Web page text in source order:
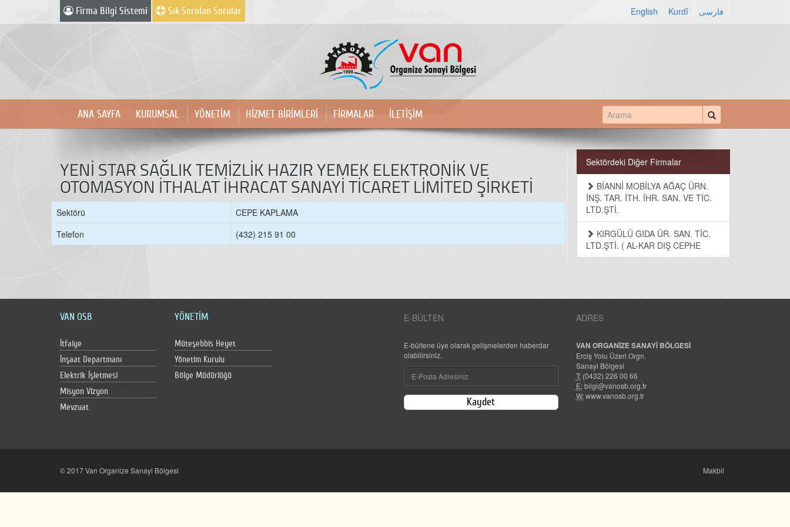
Firma Bilgi Sistemi Sık Sorulan Sorular English Kurdî فارسی
ANA SAYFA KURUMSAL YÖNETİM HİZMET BİRİMLERİ FİRMALAR İLETİŞİM
YENİ STAR SAĞLIK TEMİZLİK HAZIR YEMEK ELEKTRONİK VE
OTOMASYON İTHALAT İHRACAT SANAYİ TİCARET LİMİTED ŞİRKETİ
Sektörü
CEPE KAPLAMA
Telefon
(432) 215 91 00
Sektördeki Diğer Firmalar
BİANNİ MOBİLYA AĞAÇ ÜRN.
İNŞ. TAR. İTH. İHR. SAN. VE TİC.
LTD.ŞTİ.
KIRGÜLÜ GIDA ÜR. SAN. TİC.
LTD.ŞTİ. ( AL-KAR DIŞ CEPHE
VAN OSB
İtfaiye
İnşaat Departmanı
Elektrik İşletmesi
Misyon Vizyon
Mevzuat
YÖNETİM
Müteşebbis Heyet
Yönetim Kurulu
Bölge Müdürlüğü
E-BÜLTEN
E-bültene üye olarak gelişmelerden haberdar
olabilirsiniz.
Kaydet
ADRES
VAN ORGANİZE SANAYİ BÖLGESİ
Erciş Yolu Üzeri Orgn.
Sanayi Bölgesi
T: (0432) 226 00 66
E: bilgi@vanosb.org.tr
W: www.vanosb.org.tr
© 2017 Van Organize Sanayi Bölgesi Makbil